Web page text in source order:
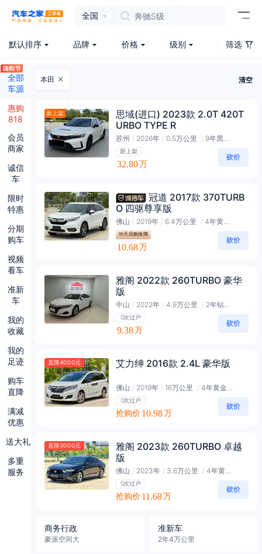
全国 奔驰S级
默认排序 品牌 价格 级别 筛选
全部
车源
惠购
818
会员
商家
诚信
车
限时
特惠
分期
购车
视频
看车
准新
车
我的
收藏
我的
足迹
购车
直降
满减
优惠
送大礼
多重
服务
本田 清空
新上架
思域(进口) 2023款 2.0T 420T
URBO TYPE R
苏州 / 2026年 / 0.5万公里 / 9年黑金会员
新上架
32.80万
冠道 2017款 370TURB
O 四驱尊享版
佛山 / 2019年 / 6.4万公里 / 4年黄金会员
90天回购保障
10.68万
雅阁 2022款 260TURBO 豪华
版
中山 / 2022年 / 4.9万公里 / 2年钻石会员
0次过户
9.38万
直降4000元 艾力绅 2016款 2.4L 豪华版
佛山 / 2019年 / 16万公里 / 4年黄金会员
0次过户
抢购价10.98万
直降3000元
雅阁 2023款 260TURBO 卓越
版
佛山 / 2023年 / 3.6万公里 / 4年黄金会员
0次过户
抢购价11.68万
商务行政
豪派空间大
准新车
2年4万公里